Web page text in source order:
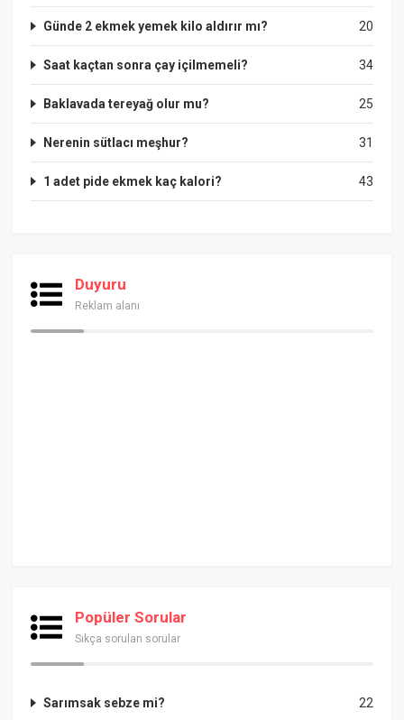
20
Günde 2 ekmek yemek kilo aldırır mı?
34
Saat kaçtan sonra çay içilmemeli?
25
Baklavada tereyağ olur mu?
31
Nerenin sütlacı meşhur?
43
1 adet pide ekmek kaç kalori?
Duyuru
Reklam alanı
Popüler Sorular
Sıkça sorulan sorular
22
Sarımsak sebze mi?